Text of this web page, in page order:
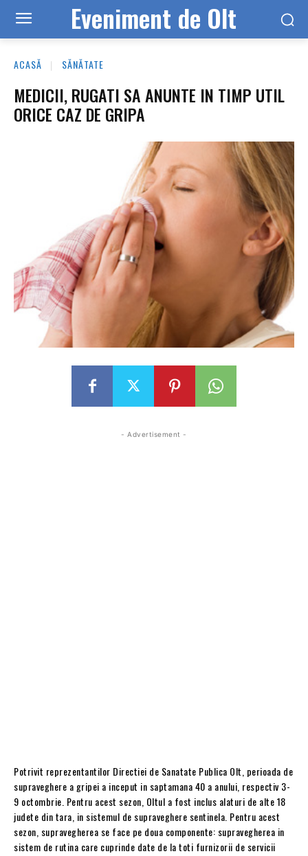
Eveniment de Olt
ACASĂ SĂNĂTATE
MEDICII, RUGATI SA ANUNTE IN TIMP UTIL
ORICE CAZ DE GRIPA
- Advertisement -
Potrivit reprezentantilor Directiei de Sanatate Publica Olt, perioada de
supraveghere a gripei a inceput in saptamana 40 a anului, respectiv 3-
9 octombrie. Pentru acest sezon, Oltul a fost inclus alaturi de alte 18
judete din tara, in sistemul de supraveghere sentinela. Pentru acest
sezon, supravegherea se face pe doua componente: supravegherea in
sistem de rutina care cuprinde date de la toti furnizorii de servicii